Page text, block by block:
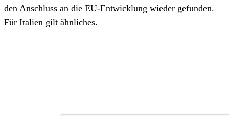
den Anschluss an die EU-Entwicklung wieder gefunden.
Für Italien gilt ähnliches.